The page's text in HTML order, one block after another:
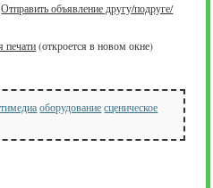
Отправить объявление другу/подруге/
печати (откроется в новом окне)
оборудование сценическое